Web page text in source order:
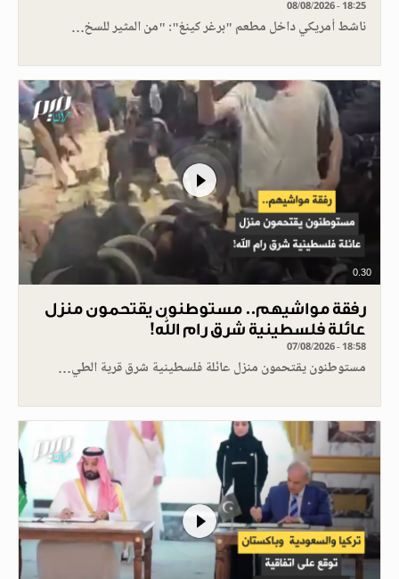
08/08/2026 - 18:25
ناشط أمريكي داخل مطعم "برغر كينغ": "من المثير للسخ…
0.30
رفقة مواشيهم.. مستوطنون يقتحمون منزل
عائلة فلسطينية شرق رام الله!
07/08/2026 - 18:58
مستوطنون يقتحمون منزل عائلة فلسطينية شرق قرية الطي…